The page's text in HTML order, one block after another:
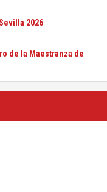
2026
de la Maestranza de